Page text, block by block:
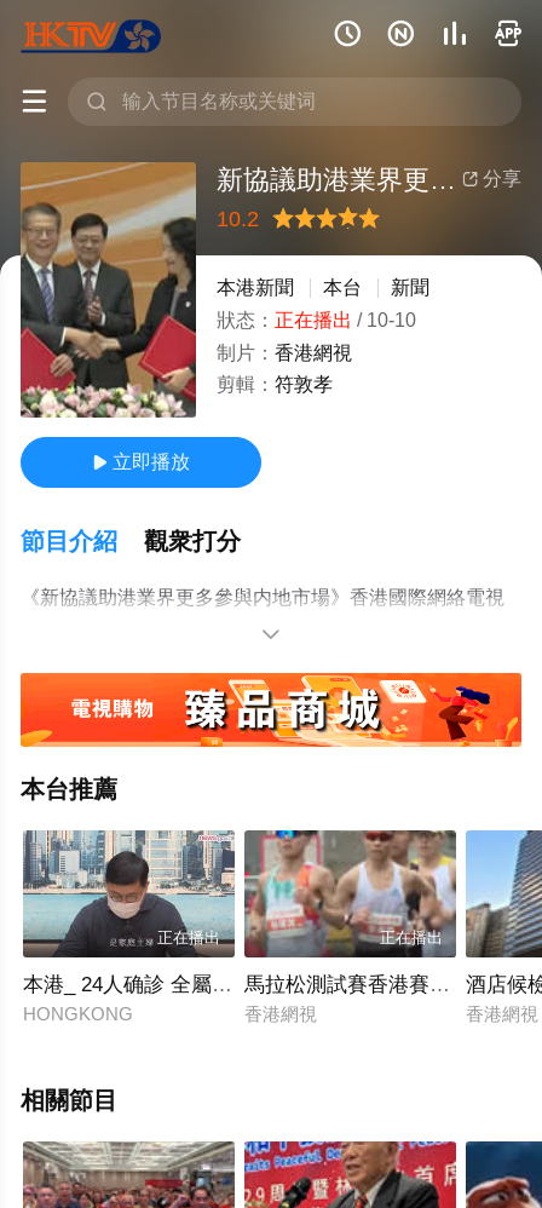
   
 
 分享
新協議助港業界更多參與内地市場
10.2
很差較差還行推薦
力薦
本港新聞 本台
新聞
狀态： 正在播出 / 10-10
制片： 香港網視
剪輯： 符敦孝
 立即播放
節目介紹 觀衆打分
《新協議助港業界更多參與内地市場》香港國際網絡電視

本台推薦
正在播出
本港_ 24人确診 全屬本地感染
HONGKONG
正在播出
馬拉松測試賽香港賽段順利完成
香港網視
酒店候
香港網
相關節目